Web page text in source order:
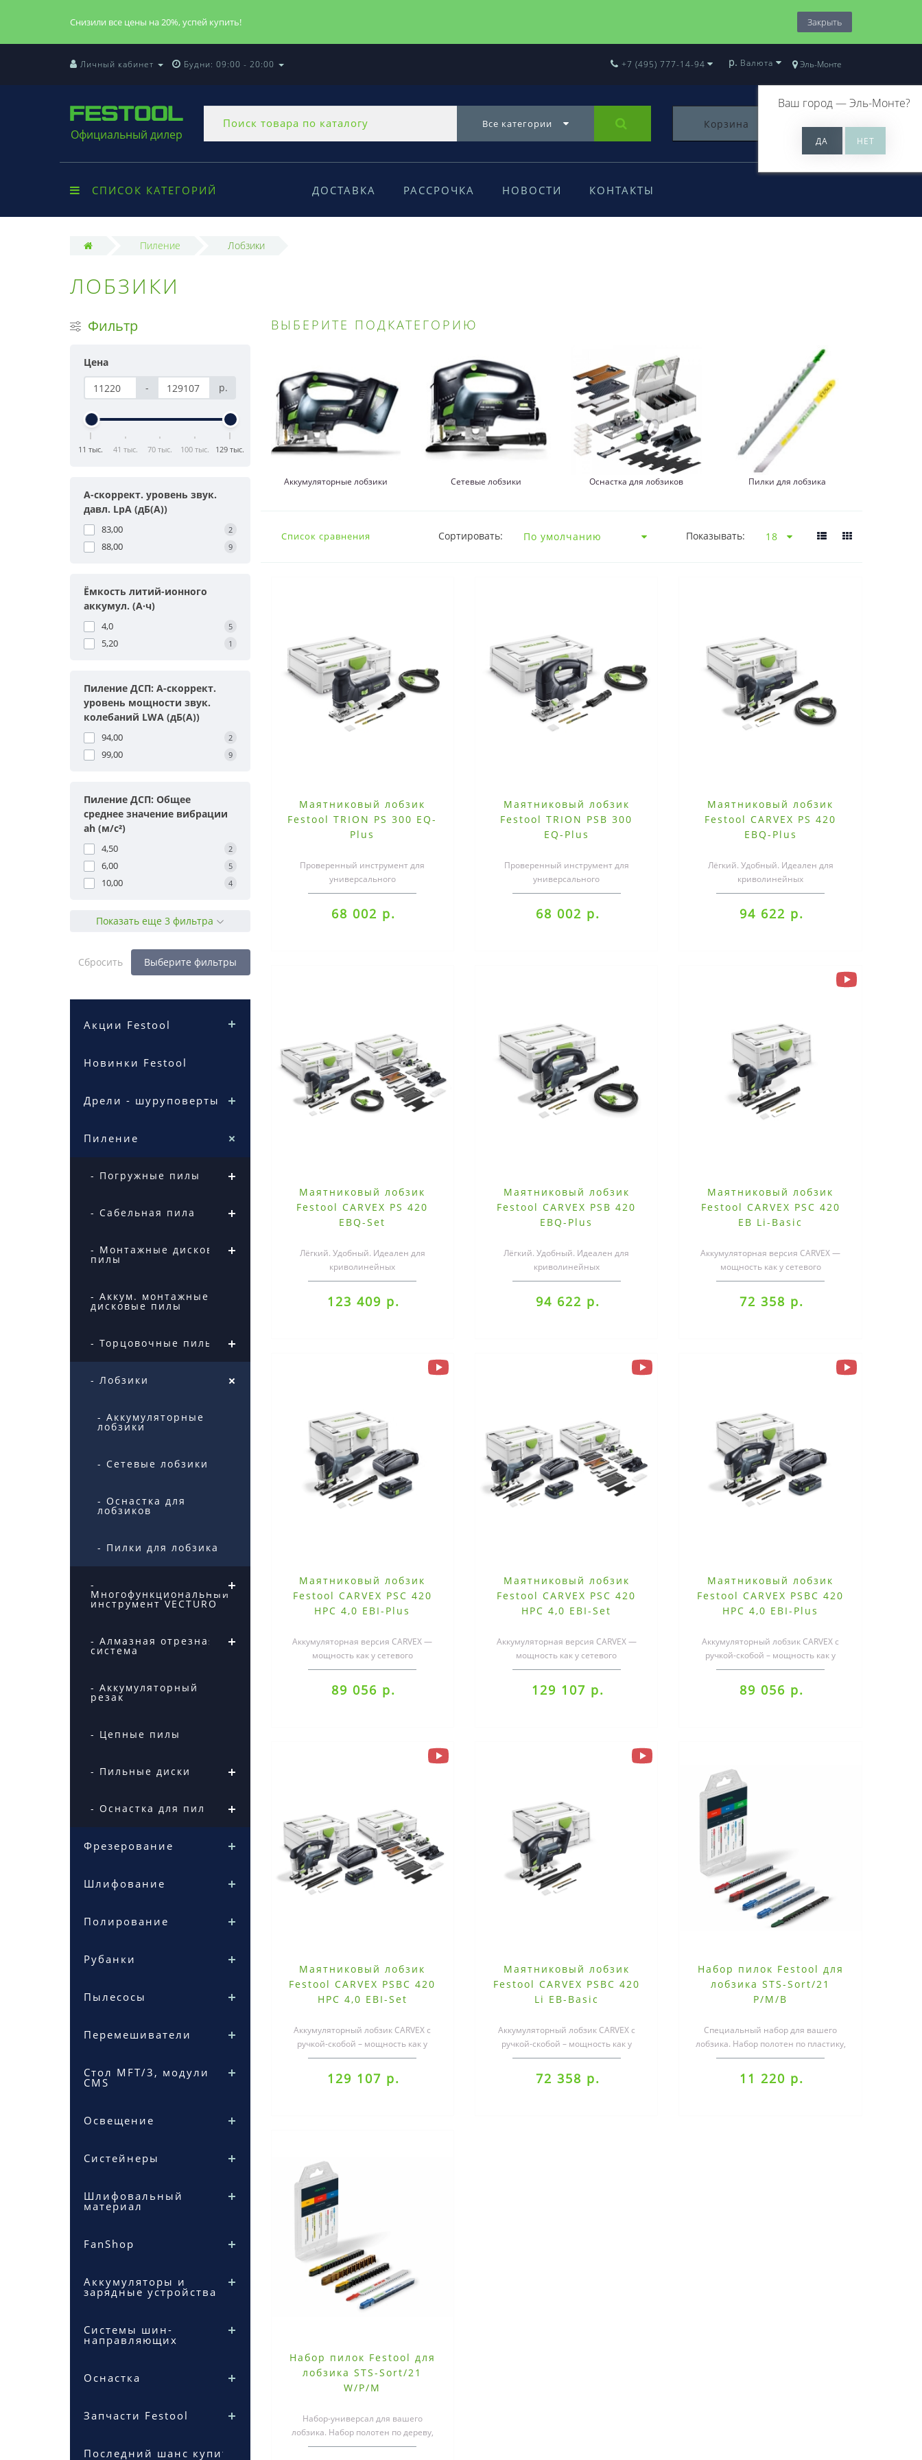
Снизили все цены на 20%, успей купить! Закрыть
Личный кабинет Будни: 09:00 - 20:00 Эль-Монте
Ваш город —Эль-Монте?
+7 (495) 777-14-94 р. Валюта
Официальный дилер
Все категории Корзина 0
СПИСОК КАТЕГОРИЙ ДОСТАВКА РАССРОЧКА НОВОСТИ КОНТАКТЫ
Пиление Лобзики
ЛОБЗИКИ
Фильтр
Цена
-
р.
11 тыс. 41 тыс. 70 тыс. 100 тыс. 129 тыс.
A-скоррект. уровень звук.
давл. LpA (дБ(A))
83,00 2
88,00 9
Ёмкость литий-ионного
аккумул. (А·ч)
4,0 5
5,20 1
Пиление ДСП: A-скоррект.
уровень мощности звук.
колебаний LWA (дБ(A))
94,00 2
99,00 9
Пиление ДСП: Общее
среднее значение вибрации
ah (м/с²)
4,50 2
6,00 5
10,00 4
Показать еще 3 фильтра
Сбросить Выберите фильтры
Акции Festool
Новинки Festool
Дрели - шуруповерты
Пиление
- Погружные пилы
- Сабельная пила
- Монтажные дисковые
пилы
- Аккум. монтажные
дисковые пилы
- Торцовочные пилы
- Лобзики
- Аккумуляторные
лобзики
- Сетевые лобзики
- Оснастка для
лобзиков
- Пилки для лобзика
-
Многофункциональный
инструмент VECTURO
- Алмазная отрезная
система
- Аккумуляторный
резак
- Цепные пилы
- Пильные диски
- Оснастка для пил
Фрезерование
Шлифование
Полирование
Рубанки
Пылесосы
Перемешиватели
Стол MFT/3, модули
CMS
Освещение
Систейнеры
Шлифовальный
материал
FanShop
Аккумуляторы и
зарядные устройства
Системы шин-
направляющих
Оснастка
Запчасти Festool
Последний шанс купить
ВЫБЕРИТЕ ПОДКАТЕГОРИЮ
Аккумуляторные лобзики Сетевые лобзики Оснастка для лобзиков Пилки для лобзика
Список сравнения Сортировать: Показывать:
Маятниковый лобзик
Festool TRION PS 300 EQ-
Plus
Проверенный инструмент для
универсального
применения.Маятниковые лобзики
TRION — прочность, мощность..
68 002 р.
Маятниковый лобзик
Festool TRION PSB 300
EQ-Plus
Проверенный инструмент для
универсального
применения.Маятниковые лобзики
TRION — прочность, мощность..
68 002 р.
Маятниковый лобзик
Festool CARVEX PS 420
EBQ-Plus
Лёгкий. Удобный. Идеален для
криволинейных
пропилов.Эргономичный, лёгкий и
удобный — с CARVEX комфор..
94 622 р.
Маятниковый лобзик
Festool CARVEX PS 420
EBQ-Set
Лёгкий. Удобный. Идеален для
криволинейных
пропилов.Эргономичный, лёгкий и
удобный — с CARVEX комфор..
123 409 р.
Маятниковый лобзик
Festool CARVEX PSB 420
EBQ-Plus
Лёгкий. Удобный. Идеален для
криволинейных
пропилов.Эргономичный, лёгкий и
удобный — с CARVEX комфор..
94 622 р.
Маятниковый лобзик
Festool CARVEX PSC 420
EB Li-Basic
Аккумуляторная версия CARVEX —
мощность как у сетевого
инструмента.С этими двумя
инструментами даже ..
72 358 р.
Маятниковый лобзик
Festool CARVEX PSC 420
HPC 4,0 EBI-Plus
Аккумуляторная версия CARVEX —
мощность как у сетевого
инструмента.С ним даже обработка
малых радиус..
89 056 р.
Маятниковый лобзик
Festool CARVEX PSC 420
HPC 4,0 EBI-Set
Аккумуляторная версия CARVEX —
мощность как у сетевого
инструмента.С ним даже обработка
малых радиус..
129 107 р.
Маятниковый лобзик
Festool CARVEX PSBC 420
HPC 4,0 EBI-Plus
Аккумуляторный лобзик CARVEX с
ручкой-скобой – мощность как у
сетевого инструмента.С ним даже
обрабо..
89 056 р.
Маятниковый лобзик
Festool CARVEX PSBC 420
HPC 4,0 EBI-Set
Аккумуляторный лобзик CARVEX с
ручкой-скобой – мощность как у
сетевого инструмента.С ним даже
обрабо..
129 107 р.
Маятниковый лобзик
Festool CARVEX PSBC 420
Li EB-Basic
Аккумуляторный лобзик CARVEX с
ручкой-скобой – мощность как у
сетевого инструмента.С этими двумя
инс..
72 358 р.
Набор пилок Festool для
лобзика STS-Sort/21
P/M/B
Специальный набор для вашего
лобзика. Набор полотен по пластику,
металлу и строительным
материалам.Э..
11 220 р.
Набор пилок Festool для
лобзика STS-Sort/21
W/P/M
Набор-универсал для вашего
лобзика. Набор полотен по дереву,
металлу и пластику.Этот набор